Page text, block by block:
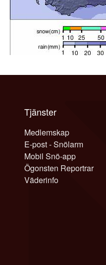
Tjänster
Medlemskap
E-post - Snölarm
Mobil Snö-app
Ögonsten Reportrar
Väderinfo